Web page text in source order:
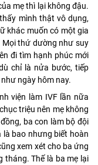
mẹ thì lại không đậu.
mình thật vô dụng,
khác muốn có một gia
Mọi thứ dường như suy
đi tìm hạnh phúc mới
chỉ là nửa bước, tiếp
ngày hôm nay.
viện làm IVF lần nữa
triệu nên mẹ không
ba con làm bộ đội
bao nhưng biết hoàn
xem xét cho ba ứng
Thế là ba mẹ lại